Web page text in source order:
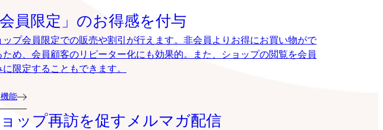
会員限定」のお得感を付与
ップ会員限定での販売や割引が行えます。非会員よりお得にお買い物がで
ため、会員顧客のリピーター化にも効果的。また、ショップの閲覧を会員
に限定することもできます。
能
ップ再訪を促すメルマガ配信